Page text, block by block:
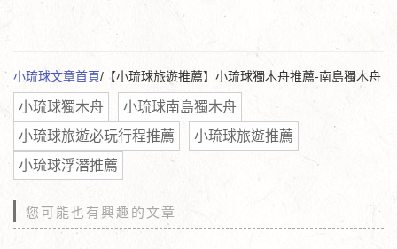
小琉球文章首頁/【小琉球旅遊推薦】小琉球獨木舟推薦-南島獨木舟
小琉球獨木舟
小琉球南島獨木舟
小琉球旅遊必玩行程推薦
小琉球旅遊推薦
小琉球浮潛推薦
您可能也有興趣的文章